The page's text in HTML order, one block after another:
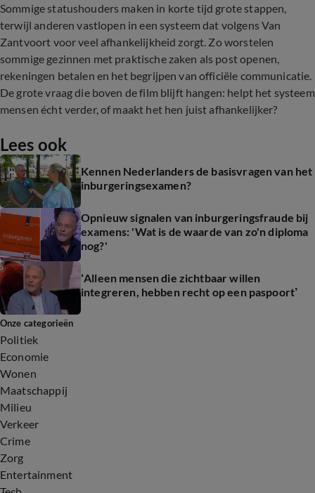
Sommige statushouders maken in korte tijd grote stappen,
terwijl anderen vastlopen in een systeem dat volgens Van
Zantvoort voor veel afhankelijkheid zorgt. Zo worstelen
sommige gezinnen met praktische zaken als post openen,
rekeningen betalen en het begrijpen van officiële communicatie.
De grote vraag die boven de film blijft hangen: helpt het systeem
mensen écht verder, of maakt het hen juist afhankelijker?
Lees ook
Kennen Nederlanders de basisvragen van het
inburgeringsexamen?
Opnieuw signalen van inburgeringsfraude bij
examens: 'Wat is de waarde van zo'n diploma
nog?'
‘Alleen mensen die zichtbaar willen
integreren, hebben recht op een paspoort’
Onze categorieën
Politiek
Economie
Wonen
Maatschappij
Milieu
Verkeer
Crime
Zorg
Entertainment